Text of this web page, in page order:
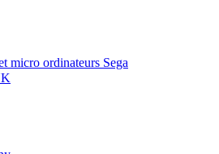
micro ordinateurs Sega